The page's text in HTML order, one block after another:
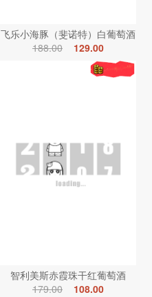
飞乐小海豚（斐诺特）白葡萄酒
188.00
129.00
智利美斯赤霞珠干红葡萄酒
179.00
108.00